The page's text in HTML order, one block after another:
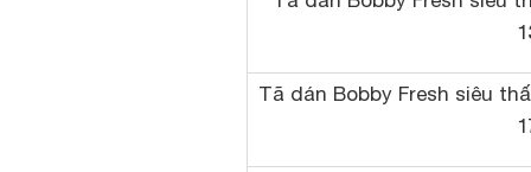
Tã dán Bobby Fresh siêu